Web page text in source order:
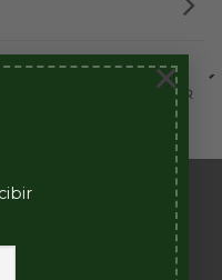
×
AWESOME PENCIL POSTER
del Ejército